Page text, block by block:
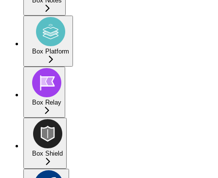
Box Platform
Box Relay
Box Shield